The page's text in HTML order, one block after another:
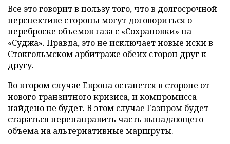
Все это говорит в пользу того, что в долгосрочной
перспективе стороны могут договориться о
переброске объемов газа с «Сохрановки» на
«Суджа». Правда, это не исключает новые иски в
Стокгольмском арбитраже обеих сторон друг к
другу.
Во втором случае Европа останется в стороне от
нового транзитного кризиса, и компромисса
найдено не будет. В этом случае Газпром будет
стараться перенаправить часть выпадающего
объема на альтернативные маршруты.